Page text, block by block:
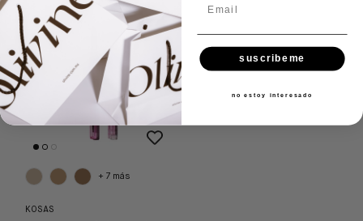
KOSAS
+ 7 más
suscribeme
no estoy interesado